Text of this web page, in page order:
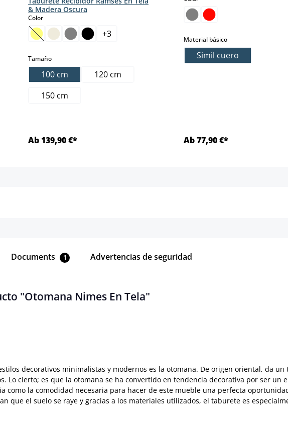
& Madera Oscura
Colorselect
(Esta opción no está disponible en este momento.)
+3
Tamañoselect
100 cm
120 cm
150 cm
Ab 139,90 €*
Material básicoselect
Simil cuero
Ab 77,90 €*
Documents 1 Advertencias de seguridad
"Otomana Nimes En Tela"
decorativos minimalistas y modernos es la otomana. De origen oriental, da
Lo cierto; es que la otomana se ha convertido en tendencia decorativa por ser
como la comodidad necesaria para hacer de este mueble una perfecta
que el suelo se raye y gracias a los materiales utilizados, el taburete es